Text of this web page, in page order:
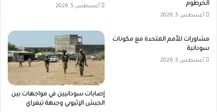
الخرطوم
أغسطس 5, 2026
أغسطس 5, 2026
مشاورات للأمم المتحدة مع مكونات
سودانية
أغسطس 5, 2026
إصابات سودانيين في مواجهات بين
الجيش الإثيوبي وجبهة تيغراي